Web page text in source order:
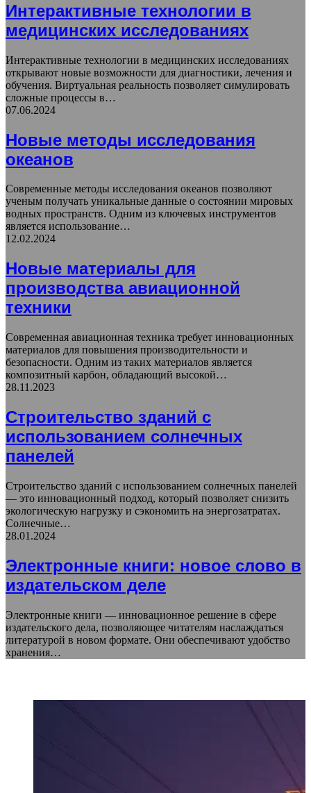
Интерактивные технологии в
медицинских исследованиях
Интерактивные технологии в медицинских исследованиях
открывают новые возможности для диагностики, лечения и
обучения. Виртуальная реальность позволяет симулировать
сложные процессы в…
07.06.2024
Новые методы исследования
океанов
Современные методы исследования океанов позволяют
ученым получать уникальные данные о состоянии мировых
водных пространств. Одним из ключевых инструментов
является использование…
12.02.2024
Новые материалы для
производства авиационной
техники
Современная авиационная техника требует инновационных
материалов для повышения производительности и
безопасности. Одним из таких материалов является
композитный карбон, обладающий высокой…
28.11.2023
Строительство зданий с
использованием солнечных
панелей
Строительство зданий с использованием солнечных панелей
— это инновационный подход, который позволяет снизить
экологическую нагрузку и сэкономить на энергозатратах.
Солнечные…
28.01.2024
Электронные книги: новое слово в
издательском деле
Электронные книги — инновационное решение в сфере
издательского дела, позволяющее читателям наслаждаться
литературой в новом формате. Они обеспечивают удобство
хранения…